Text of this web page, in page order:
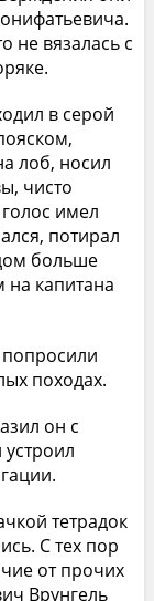
не вязалась с
в серой
лоб, носил
чисто
имел
потирал
больше
на капитана
походах.
он с
тетрадок
С тех пор
от прочих
Врунгель